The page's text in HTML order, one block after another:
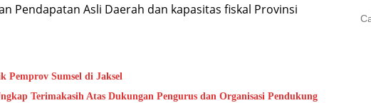
Pendapatan Asli Daerah dan kapasitas fiskal Provinsi
Pemprov Sumsel di Jaksel
Terimakasih Atas Dukungan Pengurus dan Organisasi Pendukung